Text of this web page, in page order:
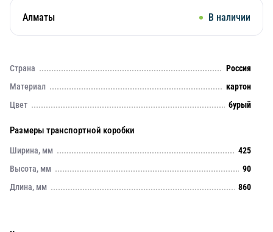
Алматы В наличии
Страна
Россия
Материал
картон
Цвет
бурый
Размеры транспортной коробки
Ширина, мм
425
Высота, мм
90
Длина, мм
860